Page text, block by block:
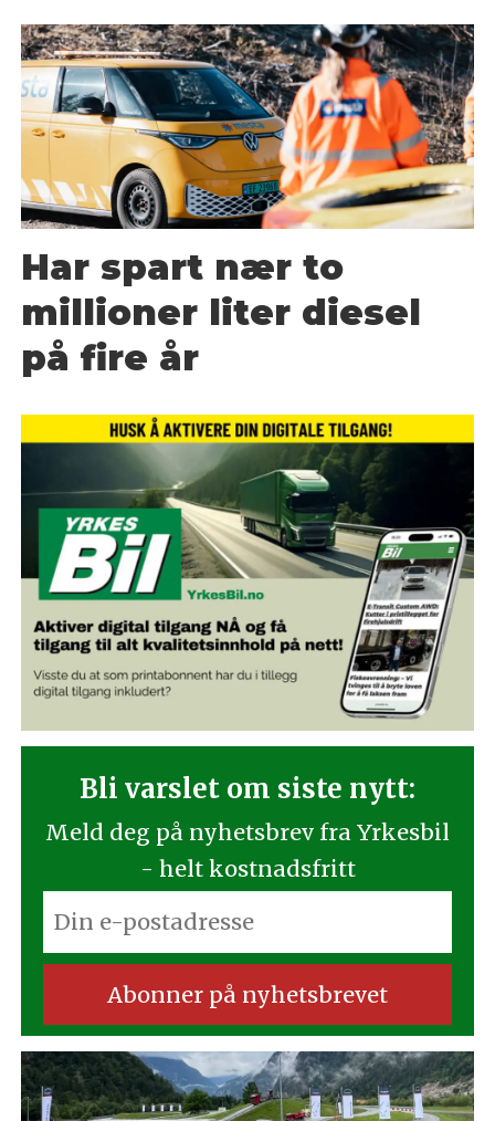
Har spart nær to
millioner liter diesel
på fire år
Bli varslet om siste nytt:
Meld deg på nyhetsbrev fra Yrkesbil
- helt kostnadsfritt